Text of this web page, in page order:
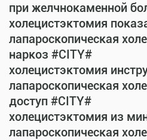
при желчнокаменной
холецистэктомия
лапароскопическая
наркоз #CITY#
холецистэктомия
лапароскопическая
доступ #CITY#
холецистэктомия из
лапароскопическая